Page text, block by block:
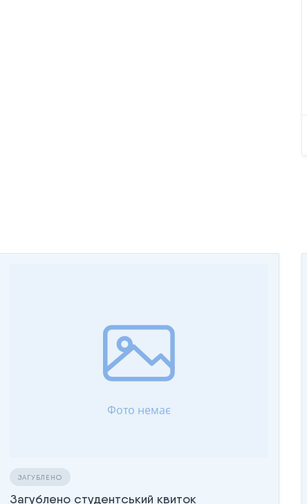
ЗАГУБЛЕНО
Загублено студентський квиток